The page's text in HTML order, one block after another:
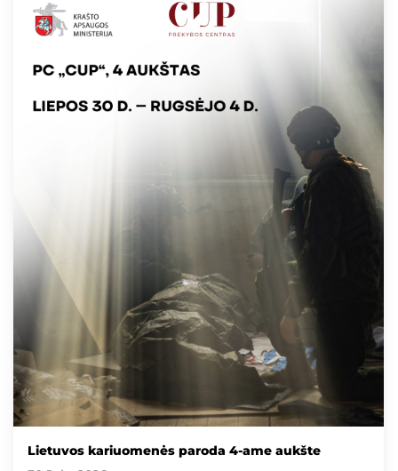
Lietuvos kariuomenės paroda 4-ame aukšte